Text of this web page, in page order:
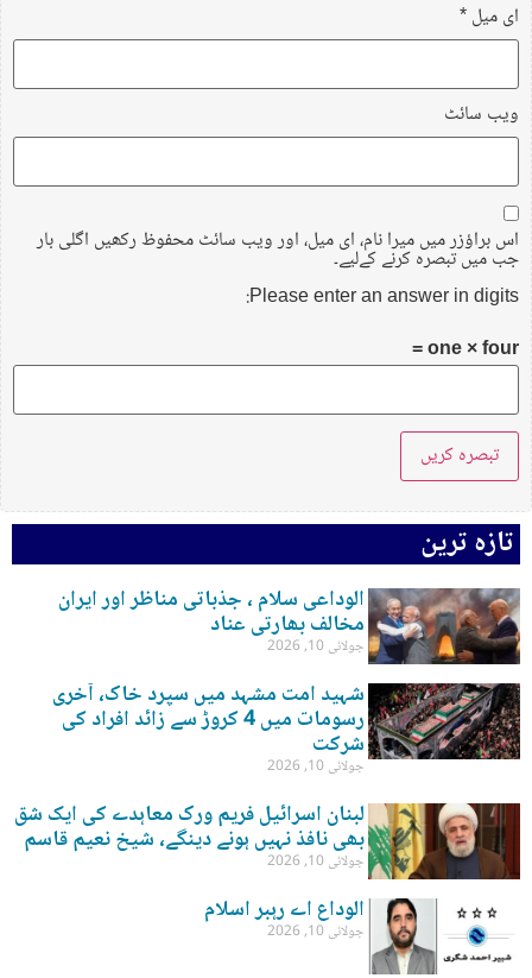
ای میل*
ویب‌ سائٹ
اس براؤزر میں میرا نام، ای میل، اور ویب سائٹ محفوظ رکھیں اگلی بار
جب میں تبصرہ کرنے کےلیے۔
Please enter an answer in digits:
one × four =
تازہ ترین
الوداعی سلام ، جذباتی مناظر اور ایران
مخالف بھارتی عناد
جولائی 10, 2026
شہید امت مشہد میں سپرد خاک، آخری
رسومات میں 4 کروڑ سے زائد افراد کی
شرکت
جولائی 10, 2026
لبنان اسرائیل فریم ورک معاہدے کی ایک شق
بھی نافذ نہیں ہونے دینگے، شیخ نعیم قاسم
جولائی 10, 2026
الوداع اے رہبر اسلام
جولائی 10, 2026